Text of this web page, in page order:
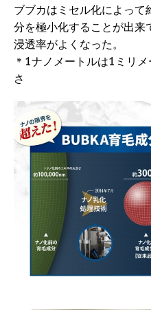
ブブカはミセル化によっ
分を極小化することが出来
浸透率がよくなった。
＊1ナノメートルは1ミリ
さ